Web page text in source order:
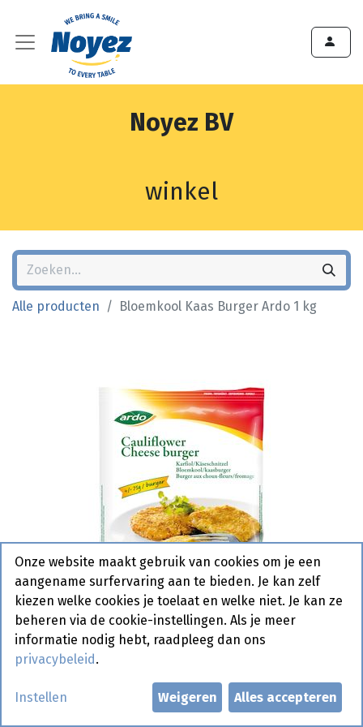
Noyez BV
winkel
Alle producten Bloemkool Kaas Burger Ardo 1 kg
Bloemkool Kaas Burger Ardo 1
kg
Onze website maakt gebruik van cookies om je een
aangename surfervaring aan te bieden. Je kan zelf
kiezen welke cookies je toelaat en welke niet. Je kan ze
beheren via de cookie-instellingen. Als je meer
informatie nodig hebt, raadpleeg dan ons
privacybeleid .
Instellen Weigeren Alles accepteren